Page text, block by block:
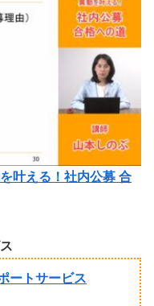
叶える！社内公募 合
ートサービス